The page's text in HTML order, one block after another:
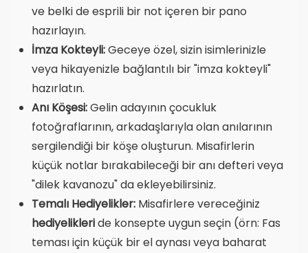
ve belki de esprili bir not içeren bir pano
hazırlayın.
İmza Kokteyli:Geceye özel, sizin isimlerinizle
veya hikayenizle bağlantılı bir "imza kokteyli"
hazırlatın.
Anı Köşesi:Gelin adayının çocukluk
fotoğraflarının, arkadaşlarıyla olan anılarının
sergilendiği bir köşe oluşturun. Misafirlerin
küçük notlar bırakabileceği bir anı defteri veya
"dilek kavanozu" da ekleyebilirsiniz.
Temalı Hediyelikler: Misafirlere vereceğiniz
hediyelikleride konsepte uygun seçin (örn: Fas
teması için küçük bir el aynası veya baharat